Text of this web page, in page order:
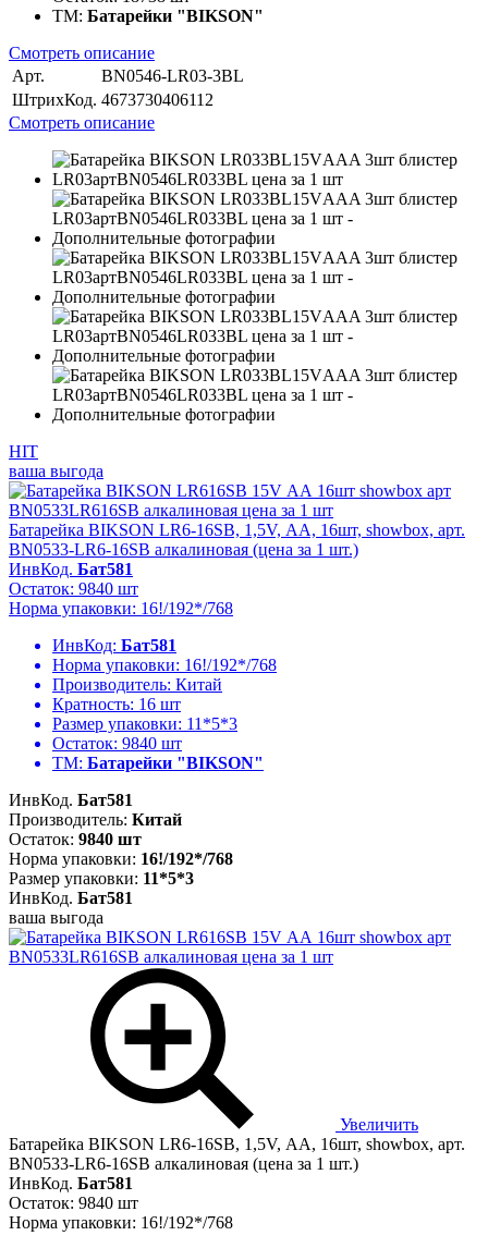
ТМ: Батарейки "BIKSON"
Смотреть описание
Арт.
BN0546-LR03-3BL
ШтрихКод. 4673730406112
Смотреть описание
HIT
ваша выгода
Батарейка BIKSON LR6-16SB, 1,5V, АА, 16шт, showbox, арт.
BN0533-LR6-16SB алкалиновая (цена за 1 шт.)
ИнвКод. Бат581
Остаток: 9840 шт
Норма упаковки: 16!/192*/768
ИнвКод: Бат581
Норма упаковки: 16!/192*/768
Производитель: Китай
Кратность: 16 шт
Размер упаковки: 11*5*3
Остаток: 9840 шт
ТМ: Батарейки "BIKSON"
ИнвКод. Бат581
Производитель: Китай
Остаток: 9840 шт
Норма упаковки: 16!/192*/768
Размер упаковки: 11*5*3
ИнвКод. Бат581
ваша выгода
Увеличить
Батарейка BIKSON LR6-16SB, 1,5V, АА, 16шт, showbox, арт.
BN0533-LR6-16SB алкалиновая (цена за 1 шт.)
ИнвКод. Бат581
Остаток: 9840 шт
Норма упаковки: 16!/192*/768